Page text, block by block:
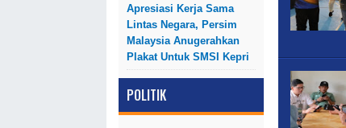
Apresiasi Kerja Sama
Lintas Negara, Persim
Malaysia Anugerahkan
Plakat Untuk SMSI Kepri
POLITIK